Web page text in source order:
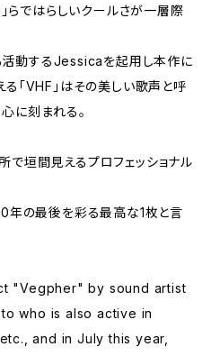
らではらしいクールさが一層際
活動するJessicaを起用し本作に
る「VHF」はその美しい歌声と呼
に刻まれる。
で垣間見えるプロフェッショナル
年の最後を彩る最高な1枚と言
"Vegpher" by sound artist
who is also active in
and in July this year,